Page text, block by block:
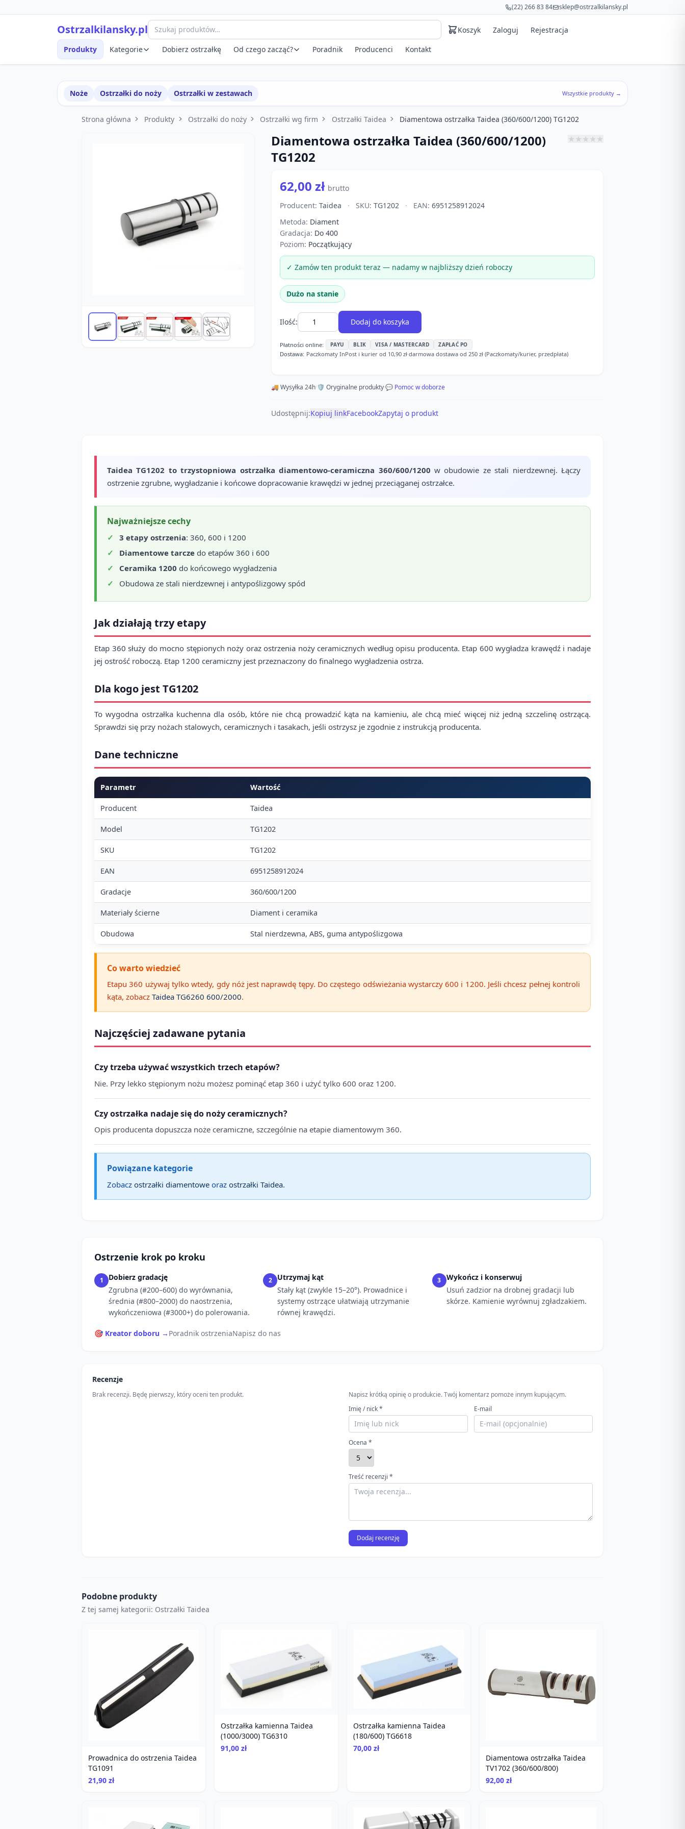
(22) 266 83 84 sklep@ostrzalkilansky.pl
Ostrzalkilansky.pl Koszyk Zaloguj Rejestracja
Produkty Kategorie Dobierz ostrzałkę Od czego zacząć? Poradnik Producenci Kontakt
Noże Ostrzałki do noży Ostrzałki w zestawach Wszystkie produkty →
Strona główna Produkty Ostrzałki do noży Ostrzałki wg firm Ostrzałki Taidea Diamentowa ostrzałka Taidea (360/600/1200) TG1202
Diamentowa ostrzałka Taidea (360/600/1200)
TG1202
★★★★★
62,00 zł brutto
Producent: Taidea · SKU: TG1202 · EAN: 6951258912024
Metoda: Diament
Gradacja: Do 400
Poziom: Początkujący
✓ Zamów ten produkt teraz — nadamy w najbliższy dzień roboczy
Dużo na stanie
Ilość: Dodaj do koszyka
Płatności online: PAYU BLIK VISA / MASTERCARD ZAPŁAĆ PO
Dostawa: Paczkomaty InPost i kurier od 10,90 zł·darmowa dostawa od 250 zł (Paczkomaty/kurier, przedpłata)
🚚 Wysyłka 24h·🛡️ Oryginalne produkty·💬 Pomoc w doborze
Udostępnij:Kopiuj linkFacebookZapytaj o produkt
Taidea TG1202 to trzystopniowa ostrzałka diamentowo-ceramiczna 360/600/1200 w obudowie ze stali nierdzewnej. Łączy
ostrzenie zgrubne, wygładzanie i końcowe dopracowanie krawędzi w jednej przeciąganej ostrzałce.
Najważniejsze cechy
3 etapy ostrzenia: 360, 600 i 1200
Diamentowe tarcze do etapów 360 i 600
Ceramika 1200 do końcowego wygładzenia
Obudowa ze stali nierdzewnej i antypoślizgowy spód
Jak działają trzy etapy
Etap 360 służy do mocno stępionych noży oraz ostrzenia noży ceramicznych według opisu producenta. Etap 600 wygładza krawędź i nadaje
jej ostrość roboczą. Etap 1200 ceramiczny jest przeznaczony do finalnego wygładzenia ostrza.
Dla kogo jest TG1202
To wygodna ostrzałka kuchenna dla osób, które nie chcą prowadzić kąta na kamieniu, ale chcą mieć więcej niż jedną szczelinę ostrzącą.
Sprawdzi się przy nożach stalowych, ceramicznych i tasakach, jeśli ostrzysz je zgodnie z instrukcją producenta.
Dane techniczne
Parametr Wartość
Producent Taidea
Model TG1202
SKU TG1202
EAN 6951258912024
Gradacje 360/600/1200
Materiały ścierne Diament i ceramika
Obudowa Stal nierdzewna, ABS, guma antypoślizgowa
Co warto wiedzieć
Etapu 360 używaj tylko wtedy, gdy nóż jest naprawdę tępy. Do częstego odświeżania wystarczy 600 i 1200. Jeśli chcesz pełnej kontroli
kąta, zobacz Taidea TG6260 600/2000.
Najczęściej zadawane pytania
Czy trzeba używać wszystkich trzech etapów?
Nie. Przy lekko stępionym nożu możesz pominąć etap 360 i użyć tylko 600 oraz 1200.
Czy ostrzałka nadaje się do noży ceramicznych?
Opis producenta dopuszcza noże ceramiczne, szczególnie na etapie diamentowym 360.
Powiązane kategorie
Zobacz ostrzałki diamentowe oraz ostrzałki Taidea.
Ostrzenie krok po kroku
1
Dobierz gradację
Zgrubna (#200–600) do wyrównania,
średnia (#800–2000) do naostrzenia,
wykończeniowa (#3000+) do polerowania.
2
Utrzymaj kąt
Stały kąt (zwykle 15–20°). Prowadnice i
systemy ostrzące ułatwiają utrzymanie
równej krawędzi.
3
Wykończ i konserwuj
Usuń zadzior na drobnej gradacji lub
skórze. Kamienie wyrównuj zgładzakiem.
🎯 Kreator doboru → Poradnik ostrzeniaNapisz do nas
Recenzje
Brak recenzji. Będę pierwszy, który oceni ten produkt.
Napisz krótką opinię o produkcie. Twój komentarz pomoże innym kupującym.
Imię / nick *
E-mail
Ocena *
Treść recenzji *
Dodaj recenzję
Podobne produkty
Z tej samej kategorii: Ostrzałki Taidea
Prowadnica do ostrzenia Taidea
TG1091
21,90 zł
Ostrzałka kamienna Taidea
(1000/3000) TG6310
91,00 zł
Ostrzałka kamienna Taidea
(180/600) TG6618
70,00 zł
Diamentowa ostrzałka Taidea
TV1702 (360/600/800)
92,00 zł
Szybki podgląd produktu